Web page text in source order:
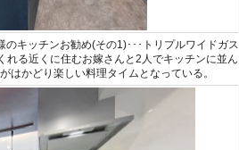
のキッチンお勧め(その1)･･･トリプルワイドガス
る近くに住むお嫁さんと2人でキッチンに並ん
はかどり楽しい料理タイムとなっている。